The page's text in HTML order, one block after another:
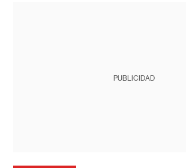
PUBLICIDAD